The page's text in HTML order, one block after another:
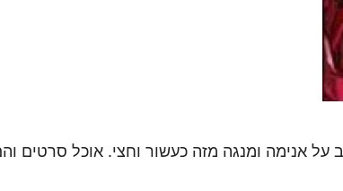
על אנימה ומנגה מזה כעשור וחצי. אוכל סרטים